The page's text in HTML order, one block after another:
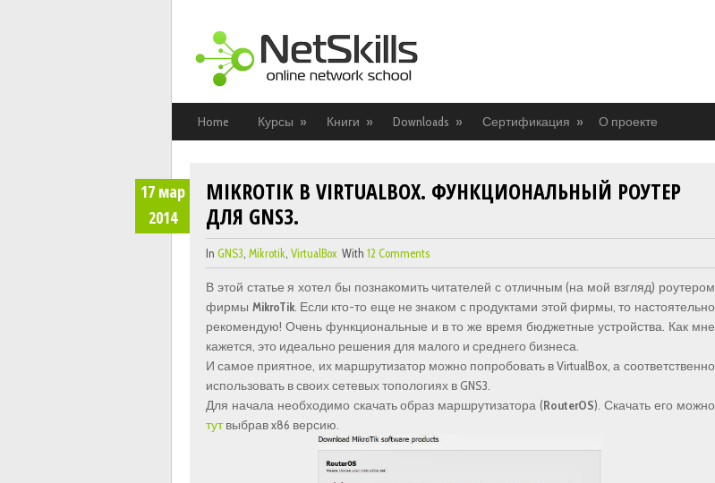
Home Курсы » Книги » Downloads » Сертификация » О проекте
17 мар
2014
MIKROTIK В VIRTUALBOX. ФУНКЦИОНАЛЬНЫЙ РОУТЕР
ДЛЯ GNS3.
InGNS3 ,Mikrotik ,VirtualBox With12 Comments
В этой статье я хотел бы познакомить читателей с отличным (на мой взгляд) роутером
фирмы MikroTik. Если кто-то еще не знаком с продуктами этой фирмы, то настоятельно
рекомендую! Очень функциональные и в то же время бюджетные устройства. Как мне
кажется, это идеально решения для малого и среднего бизнеса.
И самое приятное, их маршрутизатор можно попробовать в VirtualBox, а соответственно
использовать в своих сетевых топологиях в GNS3.
Для начала необходимо скачать образ маршрутизатора (RouterOS). Скачать его можно
тутвыбрав x86 версию.